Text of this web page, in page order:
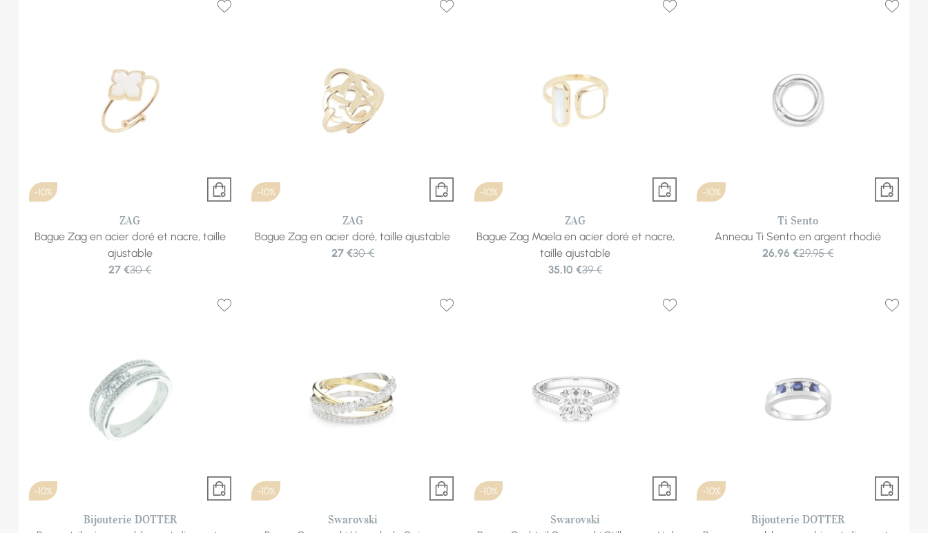
-10%
ZAG
Bague Zag en acier doré et nacre, taille
ajustable
27 €30 €
-10%
ZAG
Bague Zag en acier doré, taille ajustable
27 €30 €
-10%
ZAG
Bague Zag Maela en acier doré et nacre,
taille ajustable
35,10 €39 €
-10%
Ti Sento
Anneau Ti Sento en argent rhodié
26,96 €29,95 €
-10%
Bijouterie DOTTER
-10%
Swarovski
-10%
Swarovski
-10%
Bijouterie DOTTER